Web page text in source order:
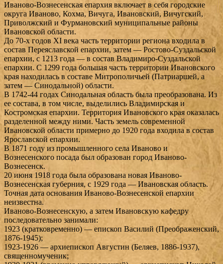
Иваново-Вознесенская епархия включает в себя городские
округа Иваново, Кохма, Вичуга, Ивановский, Вичугский,
Приволжский и Фурмановский муниципальные районы
Ивановской области.
До 70-х годов XI века часть территории региона входила в
состав Переяславской епархии, затем — Ростово-Суздальской
епархии, с 1213 года — в состав Владимиро-Суздальской
епархии. С 1299 года большая часть территории Ивановского
края находилась в составе Митрополичьей (Патриаршей, а
затем — Синодальной) области.
В 1742-44 годах Синодальная область была преобразована. Из
ее состава, в том числе, выделились Владимирская и
Костромская епархии. Территория Ивановского края оказалась
разделенной между ними. Часть земель современной
Ивановской области примерно до 1920 года входила в состав
Ярославской епархии.
В 1871 году из промышленного села Иваново и
Вознесенского посада был образован город Иваново-
Вознесенск.
20 июня 1918 года была образована новая Иваново-
Вознесенская губерния, с 1929 года — Ивановская область.
Точная дата основания Иваново-Вознесенской епархии
неизвестна.
Иваново-Вознесенскую, а затем Ивановскую кафедру
последовательно занимали:
1923 (кратковременно) — епископ Василий (Преображенский,
1876-1945);
1923-1926 — архиепископ Августин (Беляев, 1886-1937),
священномученик;